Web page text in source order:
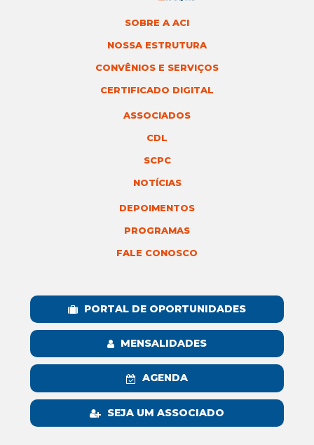
SOBRE A ACI
NOSSA ESTRUTURA
CONVÊNIOS E SERVIÇOS
CERTIFICADO DIGITAL
ASSOCIADOS
CDL
SCPC
NOTÍCIAS
DEPOIMENTOS
PROGRAMAS
FALE CONOSCO
PORTAL DE OPORTUNIDADES
MENSALIDADES
AGENDA
SEJA UM ASSOCIADO